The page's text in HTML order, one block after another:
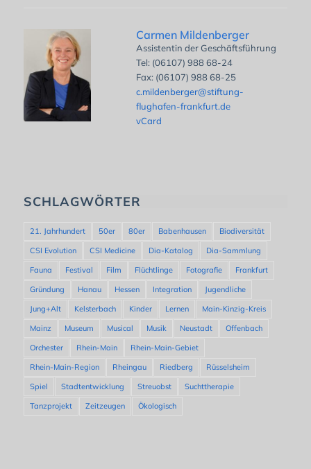
Carmen Mildenberger
Assistentin der Geschäftsführung
Tel: (06107) 988 68-24
Fax: (06107) 988 68-25
c.mildenberger@stiftung-
flughafen-frankfurt.de
vCard
SCHLAGWÖRTER
21. Jahrhundert 50er 80er Babenhausen
Biodiversität
CSI Evolution
CSI Medicine Dia-Katalog
Dia-Sammlung
Fauna
Festival Film Flüchtlinge Fotografie
Frankfurt
Gründung
Hanau Hessen Integration
Jugendliche
Jung+Alt
Kelsterbach Kinder Lernen
Main-Kinzig-Kreis
Mainz
Museum Musical Musik Neustadt
Offenbach
Orchester
Rhein-Main
Rhein-Main-Gebiet
Rhein-Main-Region
Rheingau Riedberg
Rüsselsheim
Spiel
Stadtentwicklung Streuobst
Suchttherapie
Tanzprojekt
Zeitzeugen Ökologisch